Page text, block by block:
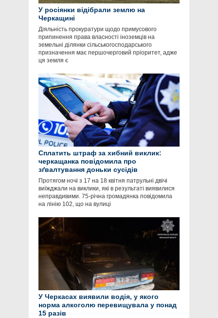
У росіянки відібрали землю на
Черкащині
Діяльність прокуратури щодо примусового
припинення права власності іноземців на
земельні ділянки сільськогосподарського
призначення має першочерговий пріоритет, адже
ця земля є
Сплатить штраф за хибний виклик:
черкащанка повідомила про
зґвалтування доньки сусідів
Протягом ночі з 17 на 18 квітня патрульні двічі
виїжджали на виклики, які в результаті виявилися
неправдивими. 75-річна громадянка повідомила
на лінію 102, що на вулиці
У Черкасах виявили водія, у якого
норма алкоголю перевищувала у понад
15 разів